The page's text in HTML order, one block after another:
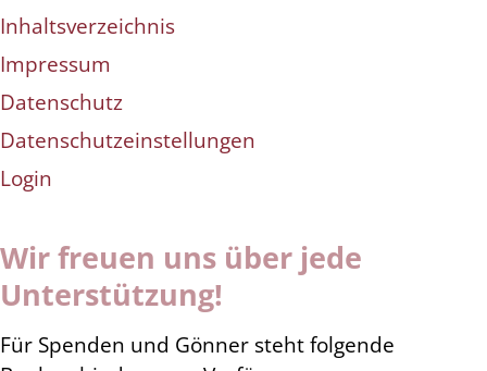
Inhaltsverzeichnis
Impressum
Datenschutz
Datenschutzeinstellungen
Login
Wir freuen uns über jede
Unterstützung!
Für Spenden und Gönner steht folgende